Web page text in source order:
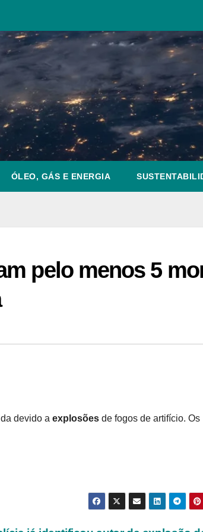
ÓLEO, GÁS E ENERGIA
pelo menos 5
devido a explosões de fogos de artifício. Os